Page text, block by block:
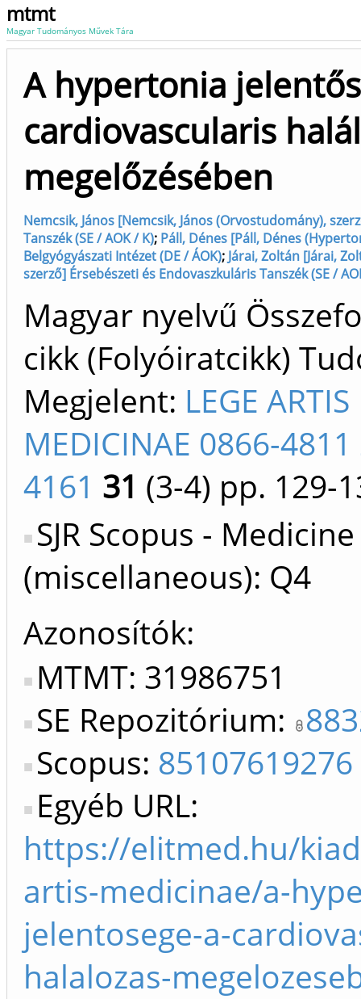
mtmt
Magyar Tudományos Művek Tára
A hypertonia
cardiovascularis
megelőzésében
Nemcsik, János [Nemcsik, János (Orvostudomány),
Tanszék (SE / AOK / K); Páll, Dénes [Páll, Dénes
Belgyógyászati Intézet (DE / ÁOK); Járai, Zoltán [Járai,
szerző] Érsebészeti és Endovaszkuláris Tanszék (SE /
Magyar nyelvű
cikk (Folyóiratcikk)
Megjelent: LEGE ARTIS
MEDICINAE 0866-
4161 31 (3-4) pp. 129-
SJR Scopus - Medicine
(miscellaneous): Q4
Azonosítók
MTMT: 31986751
SE Repozitórium:
Scopus: 85107619276
Egyéb URL:
https://elitmed.hu/
artis-medicinae/a-
jelentosege-a-
halalozas-